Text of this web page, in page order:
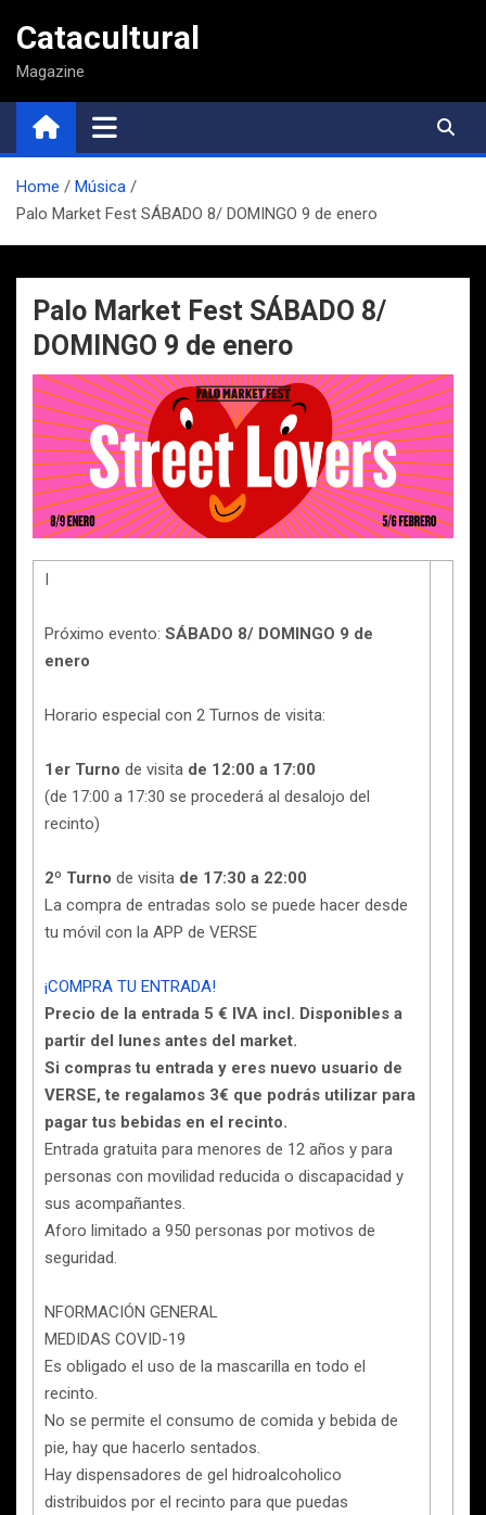
contenido
Catacultural
Magazine
Home
Música
Palo Market Fest SÁBADO 8/ DOMINGO 9 de enero
Palo Market Fest SÁBADO 8/
DOMINGO 9 de enero
I
Próximo evento: SÁBADO 8/ DOMINGO 9 de
enero
Horario especial con 2 Turnos de visita:
1er Turno de visita de 12:00 a 17:00
(de 17:00 a 17:30 se procederá al desalojo del
recinto)
2º Turno de visita de 17:30 a 22:00
La compra de entradas solo se puede hacer desde
tu móvil con la APP de VERSE
¡COMPRA TU ENTRADA!
Precio de la entrada 5 € IVA incl. Disponibles a
partir del lunes antes del market.
Si compras tu entrada y eres nuevo usuario de
VERSE, te regalamos 3€ que podrás utilizar para
pagar tus bebidas en el recinto.
Entrada gratuita para menores de 12 años y para
personas con movilidad reducida o discapacidad y
sus acompañantes.
Aforo limitado a 950 personas por motivos de
seguridad.
NFORMACIÓN GENERAL
MEDIDAS COVID-19
Es obligado el uso de la mascarilla en todo el
recinto.
No se permite el consumo de comida y bebida de
pie, hay que hacerlo sentados.
Hay dispensadores de gel hidroalcoholico
distribuidos por el recinto para que puedas